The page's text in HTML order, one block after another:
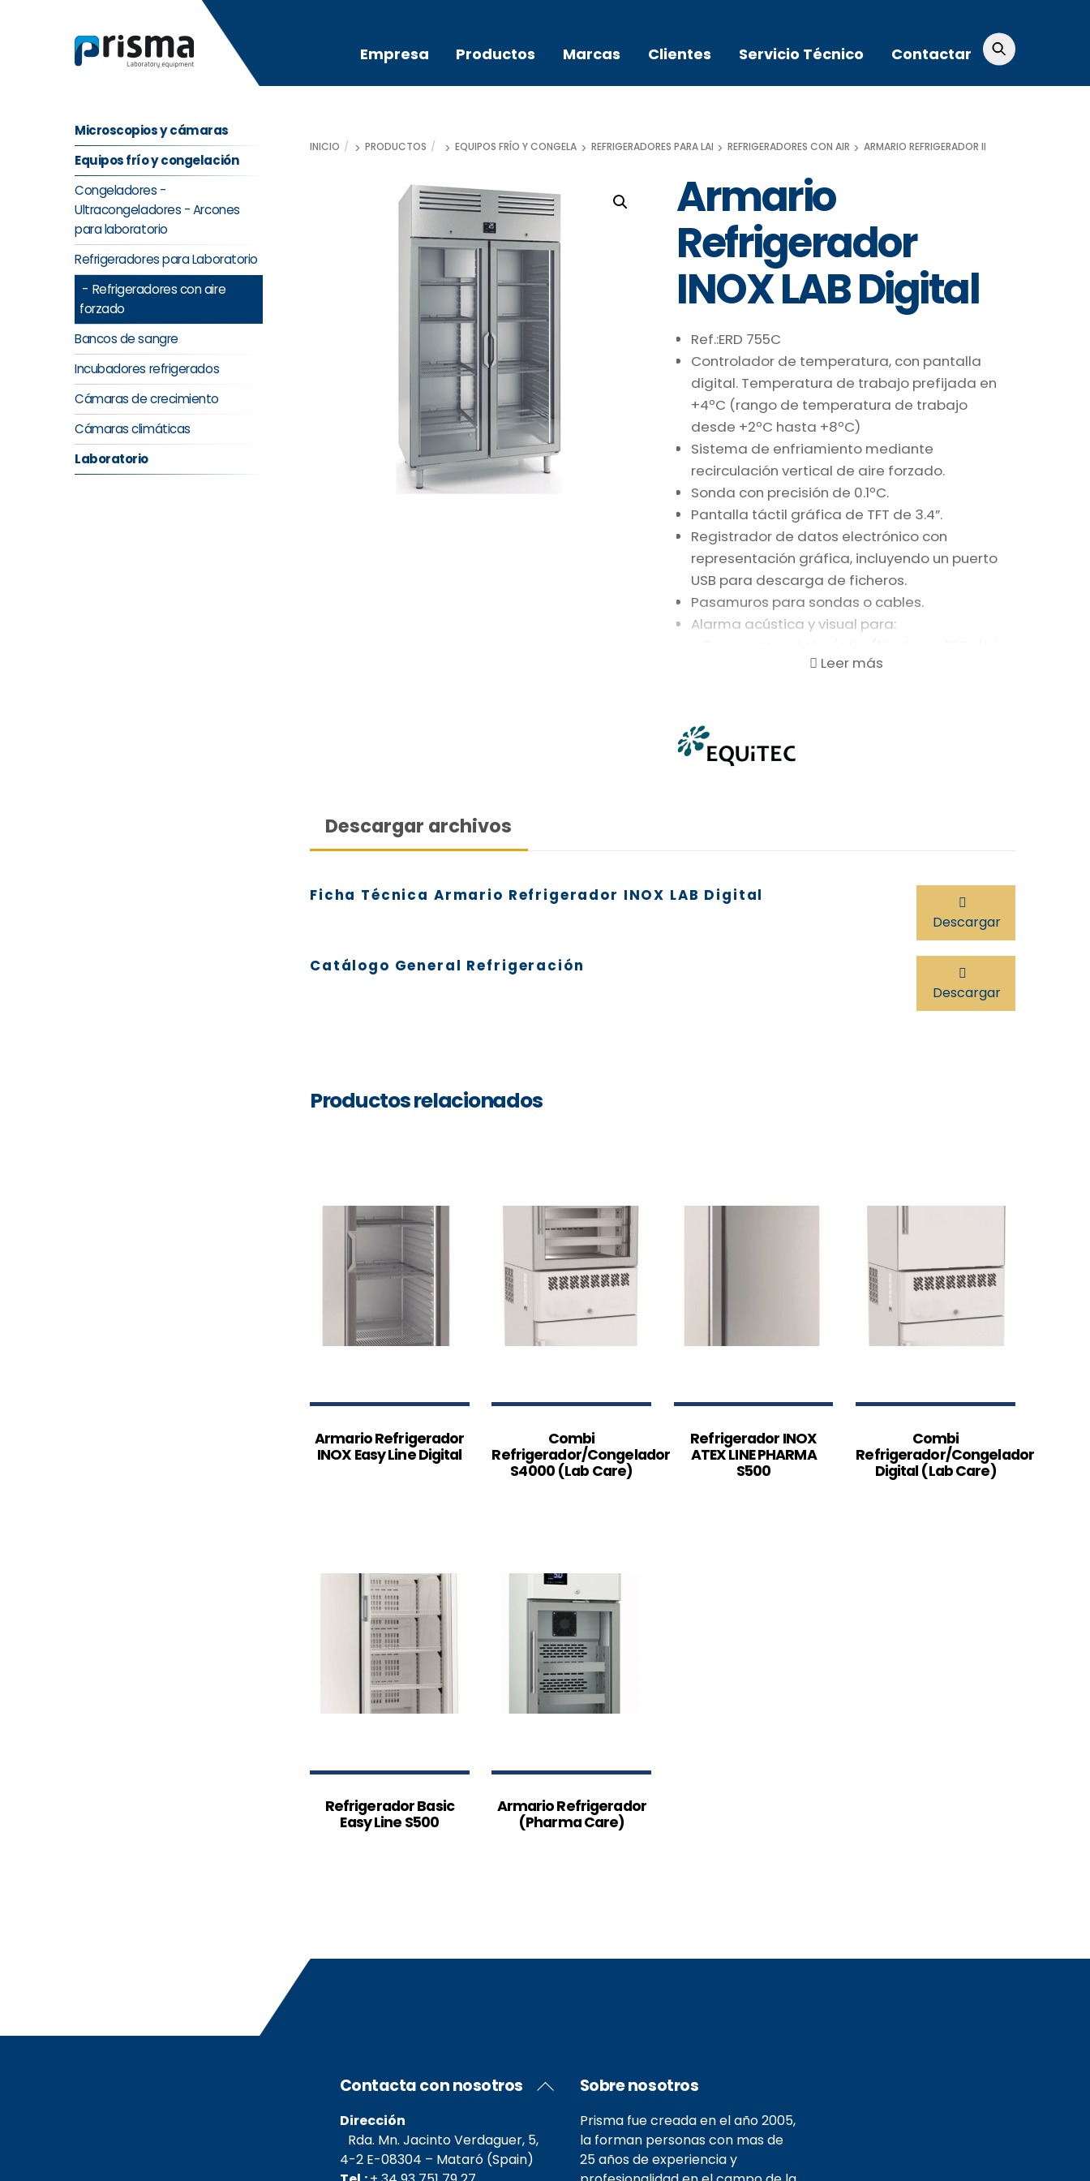
Empresa Productos Marcas Clientes Servicio Técnico Contactar
INICIO PRODUCTOS EQUIPOS FRÍO Y CONGELACIÓNREFRIGERADORES PARA LABORATORIOREFRIGERADORES CON AIRE FORZADOARMARIO REFRIGERADOR INOX LAB DIGITAL
Armario
Refrigerador
INOX LAB Digital
Ref.:ERD 755C
Controlador de temperatura, con pantalla
digital. Temperatura de trabajo prefijada en
+4ºC (rango de temperatura de trabajo
desde +2ºC hasta +8ºC)
Sistema de enfriamiento mediante
recirculación vertical de aire forzado.
Sonda con precisión de 0.1ºC.
Pantalla táctil gráfica de TFT de 3.4”.
Registrador de datos electrónico con
representación gráfica, incluyendo un puerto
USB para descarga de ficheros.
Pasamuros para sondas o cables.
Alarma acústica y visual para:
temperatura seleccionada)
Contacto libre de potencial para alarma
remota.
Interior:
– Acabado interior en acero inoxidable.
– Esquinas redondeadas para fácil limpieza.
– Desescarche automático, No Frost
Descargar archivos
Ficha Técnica Armario Refrigerador INOX LAB Digital
Descargar
Catálogo General Refrigeración
Descargar
Productos relacionados
Armario Refrigerador
INOX Easy Line Digital
Combi
Refrigerador/Congelador
S4000 (Lab Care)
Refrigerador INOX
ATEX LINE PHARMA
S500
Combi
Refrigerador/Congelador
Digital (Lab Care)
Refrigerador Basic
Easy Line S500
Armario Refrigerador
(Pharma Care)
Microscopios y cámaras
Equipos frío y congelación
Congeladores -
Ultracongeladores - Arcones
para laboratorio
Refrigeradores para Laboratorio
Refrigeradores con aire
forzado
Bancos de sangre
Incubadores refrigerados
Cámaras de crecimiento
Cámaras climáticas
Laboratorio
Back
Contacta con nosotros
Dirección
Rda. Mn. Jacinto Verdaguer, 5,
4-2 E-08304 – Mataró (Spain)
Sobre nosotros
Prisma fue creada en el año 2005,
la forman personas con mas de
25 años de experiencia y